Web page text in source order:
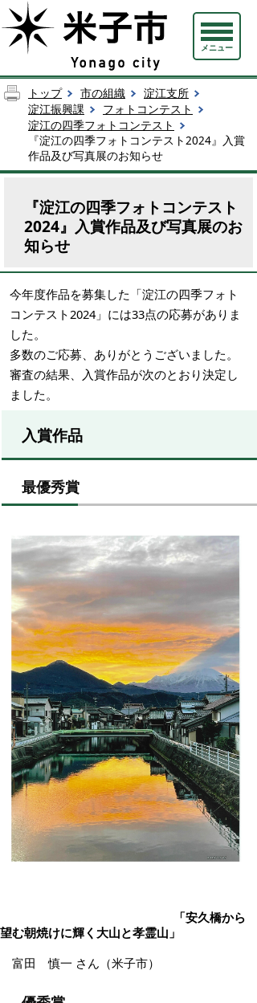
メニュー
トップ 市の組織
淀江支所
淀江振興課
フォトコンテスト
淀江の四季フォトコンテスト
『淀江の四季フォトコンテスト2024』入賞
作品及び写真展のお知らせ
『淀江の四季フォトコンテスト
2024』入賞作品及び写真展のお
知らせ
今年度作品を募集した「淀江の四季フォト
コンテスト2024」には33点の応募がありま
した。
多数のご応募、ありがとうございました。
審査の結果、入賞作品が次のとおり決定し
ました。
入賞作品
最優秀賞
「安久橋から
望む朝焼けに輝く大山と孝霊山」
富田 慎一 さん（米子市）